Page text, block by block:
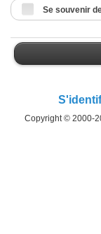
Se souvenir
Copyright © 2000-